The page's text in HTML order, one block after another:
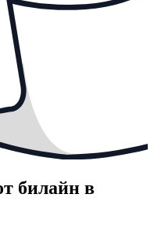
билайн в